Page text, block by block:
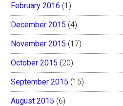
February 2016 (1)
December 2015 (4)
November 2015 (17)
October 2015 (20)
September 2015 (15)
August 2015 (6)